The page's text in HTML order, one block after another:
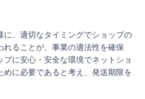
に、適切なタイミングでショップの
れることが、事業の適法性を確保
プに安心・安全な環境でネットショ
めに必要であると考え、発送期限を